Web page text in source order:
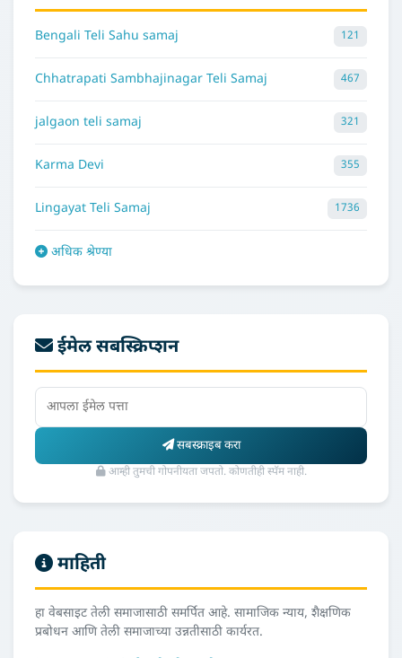
Bengali Teli Sahu samaj 121
Chhatrapati Sambhajinagar Teli Samaj 467
jalgaon teli samaj 321
Karma Devi 355
Lingayat Teli Samaj 1736
अधिक श्रेण्या
ईमेल सबस्क्रिप्शन
सबस्क्राइब करा
आम्ही तुमची गोपनीयता जपतो. कोणतीही स्पॅम नाही.
माहिती
हा वेबसाइट तेली समाजासाठी समर्पित आहे. सामाजिक न्याय, शैक्षणिक
प्रबोधन आणि तेली समाजाच्या उन्नतीसाठी कार्यरत.